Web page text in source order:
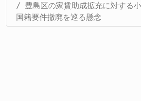
豊島区の家賃助成拡充に対する
国籍要件撤廃を巡る懸念